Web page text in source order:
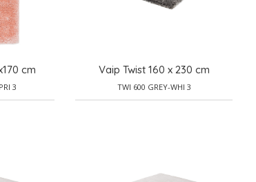
cm
3
Vaip Twist 160 x 230 cm
TWI 600 GREY-WHI 3